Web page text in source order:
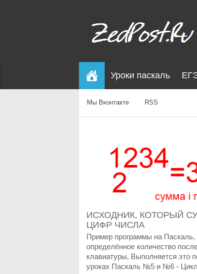
Уроки паскаль
Мы Вконтакте RSS
ИСХОДНИК, КОТОРЫЙ
ЦИФР ЧИСЛА
Пример программы на Паскаль,
определённое количество
клавиатуры, Выполняется это
уроках Паскаль №5 и №6 -